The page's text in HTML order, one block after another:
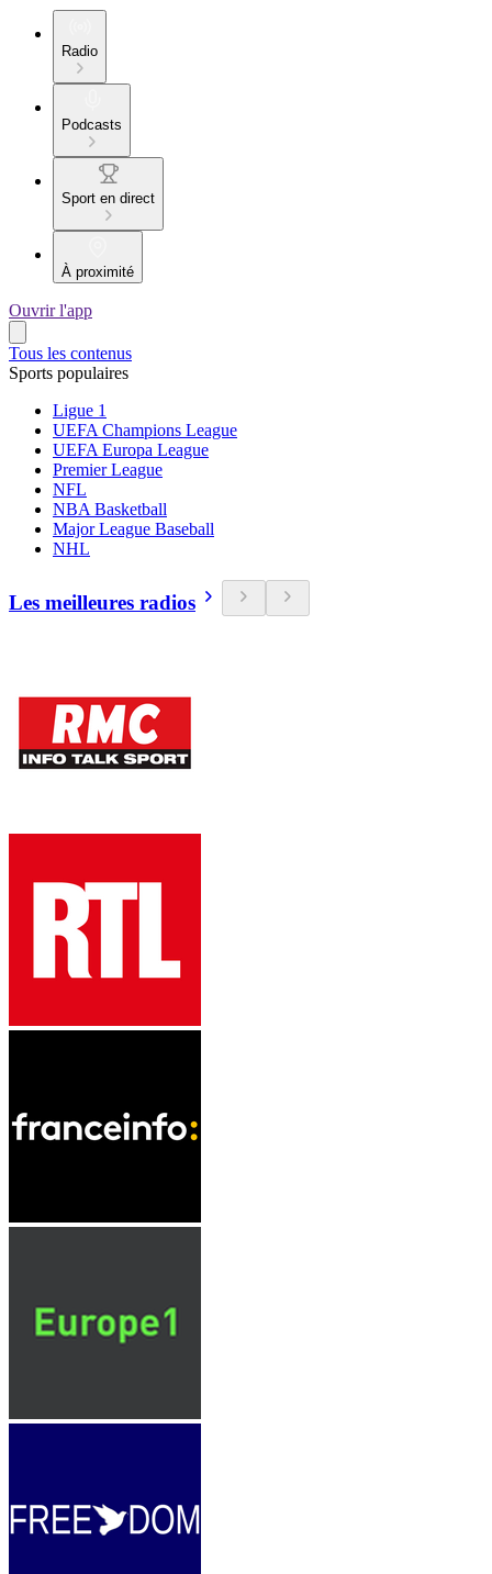
Radio
Podcasts
Sport en direct
À proximité
Ouvrir l'app
Tous les contenus
Sports populaires
Ligue 1
UEFA Champions League
UEFA Europa League
Premier League
NFL
NBA Basketball
Major League Baseball
NHL
Les meilleures radios